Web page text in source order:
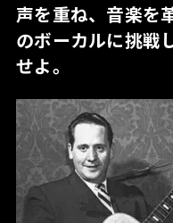
声を重ね、音楽を
のボーカルに挑戦
せよ。